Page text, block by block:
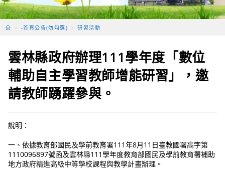
> -首頁公告(勿勾選) > 研習活動
雲林縣政府辦理111學年度「數位
輔助自主學習教師增能研習」，邀
請教師踴躍參與。
說明：
一、依據教育部國民及學前教育署111年8月11日臺教國署高字第
1110096897號函及雲林縣111學年度教育部國民及學前教育署補助
地方政府精進高級中等學校課程與教學計畫辦理。